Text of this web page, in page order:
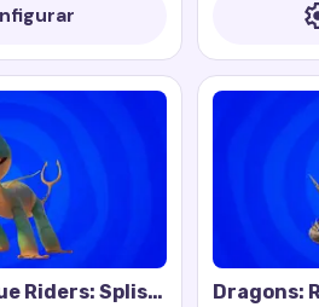
Riders: Splish
Dragons: